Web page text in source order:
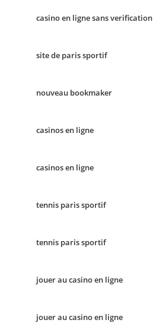
casino en ligne sans verification
site de paris sportif
nouveau bookmaker
casinos en ligne
casinos en ligne
tennis paris sportif
tennis paris sportif
jouer au casino en ligne
jouer au casino en ligne